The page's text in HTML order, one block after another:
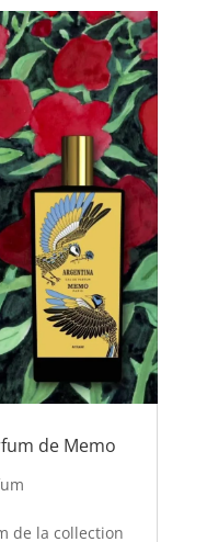
de Memo
de la collection